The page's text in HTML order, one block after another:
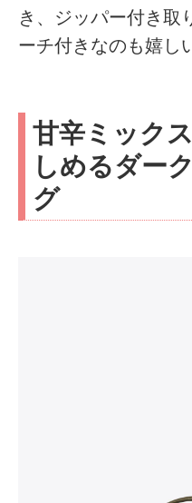
き、ジッパー付き取
ーチ付きなのも嬉し
甘辛ミック
しめるダー
グ